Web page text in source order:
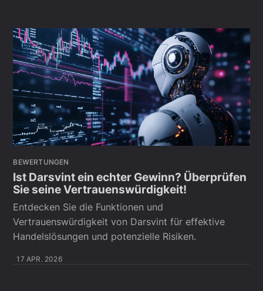
BEWERTUNGEN
Ist Darsvint ein echter Gewinn? Überprüfen
Sie seine Vertrauenswürdigkeit!
Entdecken Sie die Funktionen und
Vertrauenswürdigkeit von Darsvint für effektive
Handelslösungen und potenzielle Risiken.
17 APR. 2026